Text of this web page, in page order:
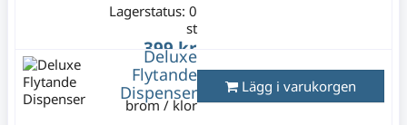
Lagerstatus:0
st
399 kr
Varav moms:
79,80 kr
Deluxe
Flytande
Dispenser
brom / klor
Lägg i varukorgen